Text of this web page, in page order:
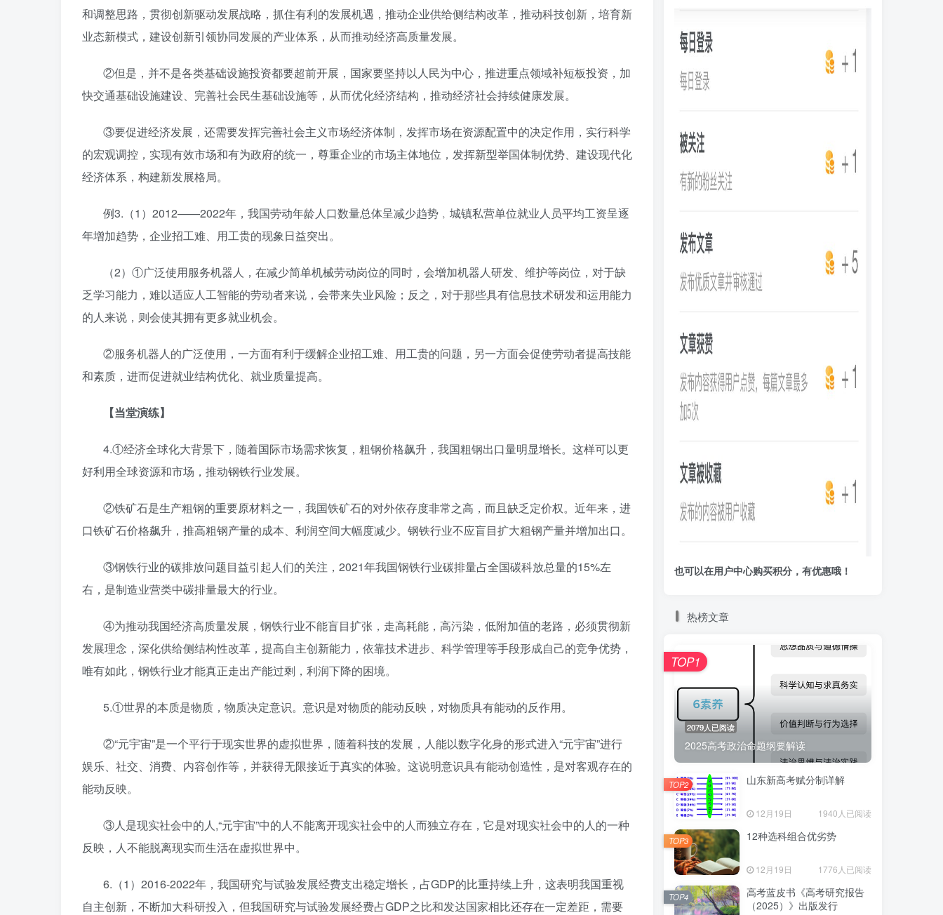
和调整思路，贯彻创新驱动发展战略，抓住有利的发展机遇，推动企业供给侧结构改革，推动科技创新，培育新
业态新模式，建设创新引领协同发展的产业体系，从而推动经济高质量发展。
②但是，并不是各类基础设施投资都要超前开展，国家要坚持以人民为中心，推进重点领域补短板投资，加
快交通基础设施建设、完善社会民生基础设施等，从而优化经济结构，推动经济社会持续健康发展。
③要促进经济发展，还需要发挥完善社会主义市场经济体制，发挥市场在资源配置中的决定作用，实行科学
的宏观调控，实现有效市场和有为政府的统一，尊重企业的市场主体地位，发挥新型举国体制优势、建设现代化
经济体系，构建新发展格局。
例3.（1）2012——2022年，我国劳动年龄人口数量总体呈减少趋势﹐城镇私营单位就业人员平均工资呈逐
年增加趋势，企业招工难、用工贵的现象日益突出。
（2）①广泛使用服务机器人，在减少简单机械劳动岗位的同时，会增加机器人研发、维护等岗位，对于缺
乏学习能力，难以适应人工智能的劳动者来说，会带来失业风险；反之，对于那些具有信息技术研发和运用能力
的人来说，则会使其拥有更多就业机会。
②服务机器人的广泛使用，一方面有利于缓解企业招工难、用工贵的问题，另一方面会促使劳动者提高技能
和素质，进而促进就业结构优化、就业质量提高。
【当堂演练】
4.①经济全球化大背景下，随着国际市场需求恢复，粗钢价格飙升，我国粗钢出口量明显增长。这样可以更
好利用全球资源和市场，推动钢铁行业发展。
②铁矿石是生产粗钢的重要原材料之一，我国铁矿石的对外依存度非常之高，而且缺乏定价权。近年来，进
口铁矿石价格飙升，推高粗钢产量的成本、利润空间大幅度减少。钢铁行业不应盲目扩大粗钢产量并增加出口。
③钢铁行业的碳排放问题目益引起人们的关注，2021年我国钢铁行业碳排量占全国碳科放总量的15%左
右，是制造业营类中碳排量最大的行业。
④为推动我国经济高质量发展，钢铁行业不能盲目扩张，走高耗能，高污染，低附加值的老路，必须贯彻新
发展理念，深化供给侧结构性改革，提高自主创新能力，依靠技术进步、科学管理等手段形成自己的竞争优势，
唯有如此，钢铁行业才能真正走出产能过剩，利润下降的困境。
5.①世界的本质是物质，物质决定意识。意识是对物质的能动反映，对物质具有能动的反作用。
②“元宇宙”是一个平行于现实世界的虚拟世界，随着科技的发展，人能以数字化身的形式进入“元宇宙”进行
娱乐、社交、消费、内容创作等，并获得无限接近于真实的体验。这说明意识具有能动创造性，是对客观存在的
能动反映。
③人是现实社会中的人,“元宇宙”中的人不能离开现实社会中的人而独立存在，它是对现实社会中的人的一种
反映，人不能脱离现实而生活在虚拟世界中。
6.（1）2016-2022年，我国研究与试验发展经费支出稳定增长，占GDP的比重持续上升，这表明我国重视
自主创新，不断加大科研投入，但我国研究与试验发展经费占GDP之比和发达国家相比还存在一定差距，需要
也可以在用户中心购买积分，有优惠哦！
热榜文章
2079人已阅读
2025高考政治命题纲要解读
TOP1
山东新高考赋分制详解
12月19日 1940人已阅读
TOP2
12种选科组合优劣势
12月19日 1776人已阅读
TOP3
高考蓝皮书《高考研究报告
（2025）》出版发行
TOP4